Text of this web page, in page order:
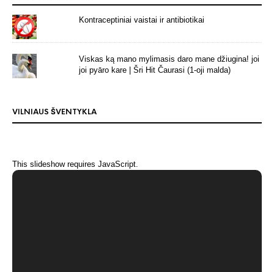
Kontraceptiniai vaistai ir antibiotikai
Viskas ką mano mylimasis daro mane džiugina! joi
joi pyāro kare | Šri Hit Čaurasi (1-oji malda)
VILNIAUS ŠVENTYKLA
This slideshow requires JavaScript.